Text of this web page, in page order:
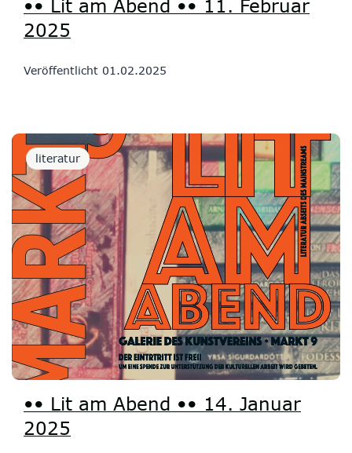
•• Lit am Abend •• 11. Februar
2025
Veröffentlicht 01.02.2025
literatur
•• Lit am Abend •• 14. Januar
2025